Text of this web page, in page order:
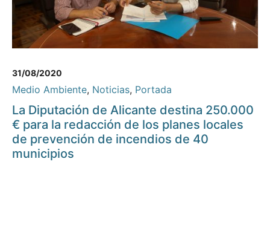
31/08/2020
Medio Ambiente, Noticias, Portada
La Diputación de Alicante destina 250.000
€ para la redacción de los planes locales
de prevención de incendios de 40
municipios